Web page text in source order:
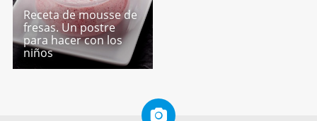
Receta de mousse de
fresas. Un postre
para hacer con los
niños